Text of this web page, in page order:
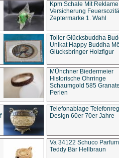
Kpm Schale Mit Reklame
Versicherung
Zeptermarke 1. Wahl
Toller Glücksbuddha
Unikat Happy Buddha
Glücksbringer Holzfigur
MÜnchner Biedermeier
Historische Ohrringe
Schaumgold 585
Perlen
Telefonablage
Design 60er 70er Jahre
Va 34122 Schuco
Teddy Bär Hellbraun